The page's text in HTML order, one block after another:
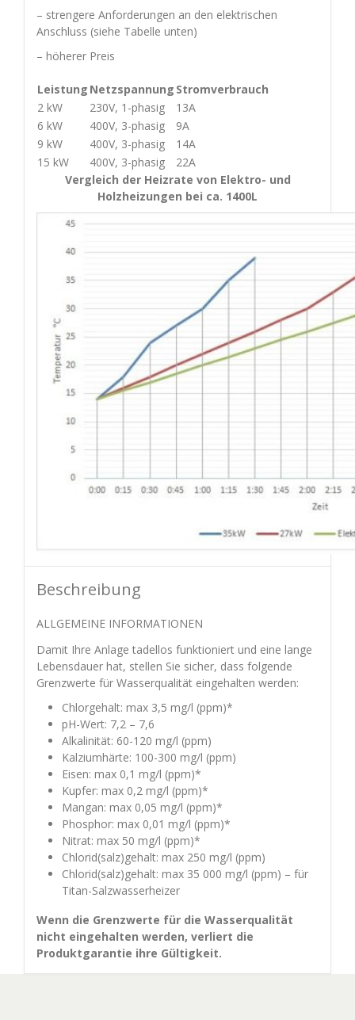
– strengere Anforderungen an den elektrischen
Anschluss (siehe Tabelle unten)
– höherer Preis
Leistung Netzspannung Stromverbrauch
2 kW
230V, 1-phasig
13A
6 kW
400V, 3-phasig
9A
9 kW
400V, 3-phasig
14A
15 kW
400V, 3-phasig
22A
Vergleich der Heizrate von Elektro- und
Holzheizungen bei ca. 1400L
Beschreibung
ALLGEMEINE INFORMATIONEN
Damit Ihre Anlage tadellos funktioniert und eine lange
Lebensdauer hat, stellen Sie sicher, dass folgende
Grenzwerte für Wasserqualität eingehalten werden:
Chlorgehalt: max 3,5 mg/l (ppm)*
pH-Wert: 7,2 – 7,6
Alkalinität: 60-120 mg/l (ppm)
Kalziumhärte: 100-300 mg/l (ppm)
Eisen: max 0,1 mg/l (ppm)*
Kupfer: max 0,2 mg/l (ppm)*
Mangan: max 0,05 mg/l (ppm)*
Phosphor: max 0,01 mg/l (ppm)*
Nitrat: max 50 mg/l (ppm)*
Chlorid(salz)gehalt: max 250 mg/l (ppm)
Chlorid(salz)gehalt: max 35 000 mg/l (ppm) – für
Titan-Salzwasserheizer
Wenn die Grenzwerte für die Wasserqualität
nicht eingehalten werden, verliert die
Produktgarantie ihre Gültigkeit.